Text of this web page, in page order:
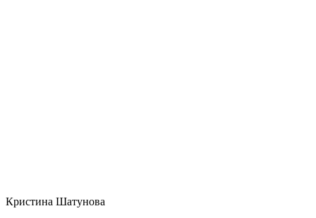
Кристина Шатунова